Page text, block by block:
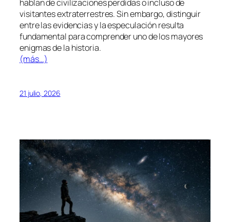
hablan de civilizaciones perdidas o incluso de
visitantes extraterrestres. Sin embargo, distinguir
entre las evidencias y la especulación resulta
fundamental para comprender uno de los mayores
enigmas de la historia.
(más…)
21 julio, 2026